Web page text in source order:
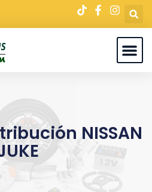
NISSAN